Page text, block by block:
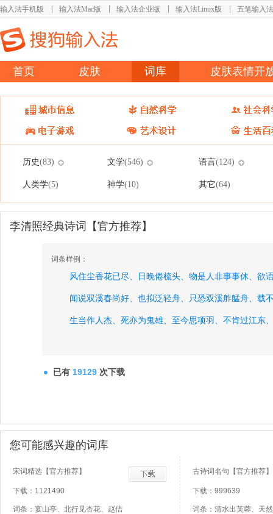
输入法手机版 输入法Mac版 输入法企业版 输入法Linux版 五笔输入法
首页 皮肤 词库 皮肤表情开
历史(83) 文学(546) 语言(124)
人类学(5) 神学(10) 其它(64)
李清照经典诗词【官方推荐】
词条样例：
风住尘香花已尽、 日晚倦梳头、 物是人非事事休、 欲
闻说双溪春尚好、 也拟泛轻舟、 只恐双溪舴艋舟、 载
生当作人杰、 死亦为鬼雄、 至今思项羽、 不肯过江东
已有 19129 次下载
您可能感兴趣的词库
宋词精选【官方推荐】
下载：1121490
词条：宴山亭、北行见杏花、赵佶
古诗词名句【官方推荐】
下载：999639
词条：清水出芙蓉、天